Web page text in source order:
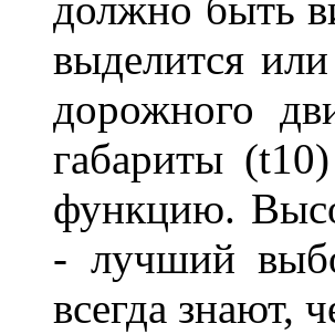
выделится
дорожного
габариты
функцию.
- лучший
всегда знают,